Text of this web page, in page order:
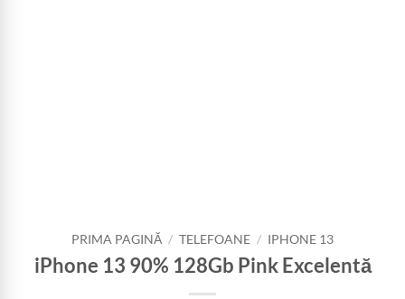
PRIMA PAGINĂ / TELEFOANE / IPHONE 13
iPhone 13 90% 128Gb Pink Excelentă